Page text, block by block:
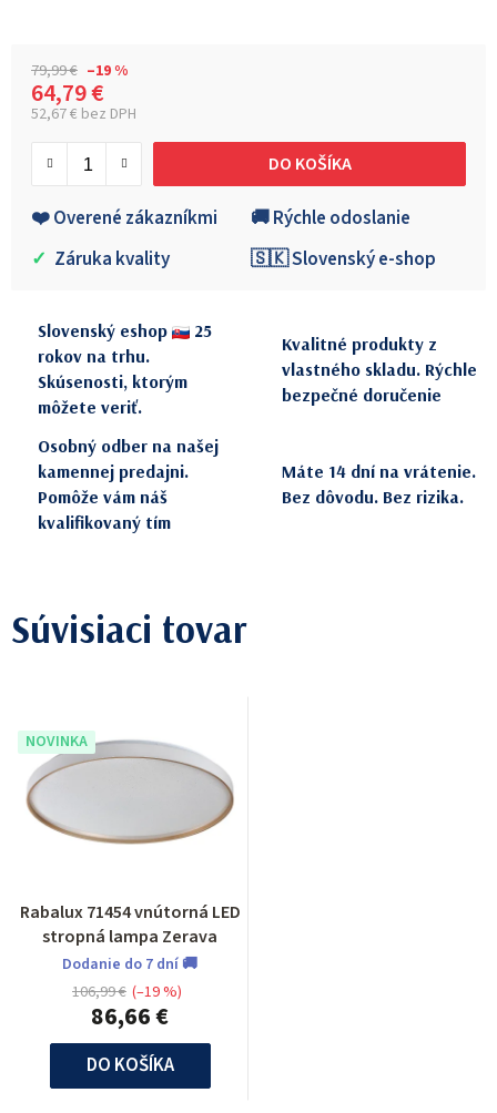
79,99 € –19 %
64,79 €
52,67 € bez DPH
DO KOŠÍKA
❤️ Overené zákazníkmi
🚚 Rýchle odoslanie
✓ Záruka kvality 🇸🇰 Slovenský e-shop
Slovenský eshop
25
rokov na trhu.
Skúsenosti, ktorým
môžete veriť.
Kvalitné produkty z
vlastného skladu. Rýchle
bezpečné doručenie
Osobný odber na našej
kamennej predajni.
Pomôže vám náš
kvalifikovaný tím
Máte 14 dní na vrátenie.
Bez dôvodu. Bez rizika.
Súvisiaci tovar
NOVINKA
Rabalux 71454 vnútorná LED
stropná lampa Zerava
Dodanie do 7 dní 🚚
86,66 €
106,99 € (–19 %)
DO KOŠÍKA